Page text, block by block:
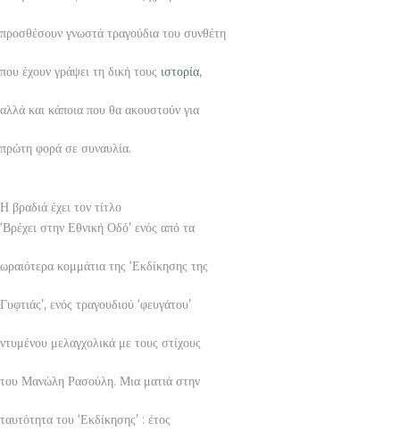
προσθέσουν γνωστά τραγούδια του συνθέτη
που έχουν γράψει τη δική τους ιστορία,
αλλά και κάποια που θα ακουστούν για
πρώτη φορά σε συναυλία.
Η βραδιά έχει τον τίτλο
‘Βρέχει στην Εθνική Οδό’ ενός από τα
ωραιότερα κομμάτια της ‘Εκδίκησης της
Γυφτιάς’, ενός τραγουδιού ‘φευγάτου’
ντυμένου μελαγχολικά με τους στίχους
του Μανώλη Ρασούλη. Μια ματιά στην
ταυτότητα του ‘Εκδίκησης’ : έτος